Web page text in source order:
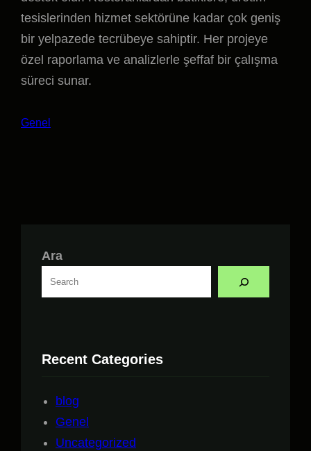
tesislerinden hizmet sektörüne kadar çok geniş
bir yelpazede tecrübeye sahiptir. Her projeye
özel raporlama ve analizlerle şeffaf bir çalışma
süreci sunar.
Genel
Ara
Recent Categories
blog
Genel
Uncategorized